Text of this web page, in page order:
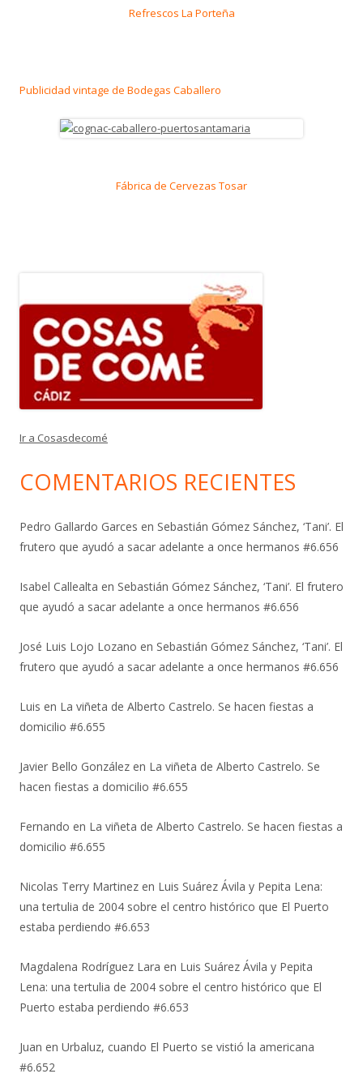
Refrescos La Porteña
Publicidad vintage de Bodegas Caballero
Fábrica de Cervezas Tosar
Ir a Cosasdecomé
COMENTARIOS RECIENTES
Pedro Gallardo Garces en Sebastián Gómez Sánchez, ‘Tani’. El
frutero que ayudó a sacar adelante a once hermanos #6.656
Isabel Callealta en Sebastián Gómez Sánchez, ‘Tani’. El frutero
que ayudó a sacar adelante a once hermanos #6.656
José Luis Lojo Lozano en Sebastián Gómez Sánchez, ‘Tani’. El
frutero que ayudó a sacar adelante a once hermanos #6.656
Luis en La viñeta de Alberto Castrelo. Se hacen fiestas a
domicilio #6.655
Javier Bello González en La viñeta de Alberto Castrelo. Se
hacen fiestas a domicilio #6.655
Fernando en La viñeta de Alberto Castrelo. Se hacen fiestas a
domicilio #6.655
Nicolas Terry Martinez en Luis Suárez Ávila y Pepita Lena:
una tertulia de 2004 sobre el centro histórico que El Puerto
estaba perdiendo #6.653
Magdalena Rodríguez Lara en Luis Suárez Ávila y Pepita
Lena: una tertulia de 2004 sobre el centro histórico que El
Puerto estaba perdiendo #6.653
Juan en Urbaluz, cuando El Puerto se vistió la americana
#6.652